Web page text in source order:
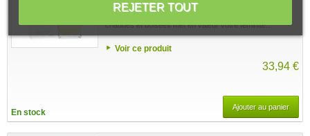
chaudes et boisées met en valeur votre féminité...
Voir ce produit
33,94 €
En stock
Ajouter au panier
REJETER TOUT